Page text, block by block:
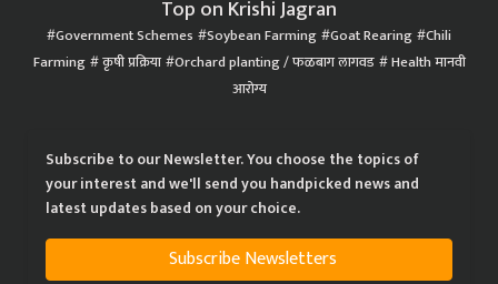
Top on Krishi Jagran
Government Schemes Soybean Farming Goat Rearing Chili
Farming कृषी प्रक्रिया Orchard planting / फळबाग लागवड Health मानवी
आरोग्य
Subscribe to our Newsletter. You choose the topics of
your interest and we'll send you handpicked news and
latest updates based on your choice.
Subscribe Newsletters